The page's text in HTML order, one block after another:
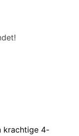
krachtige 4-